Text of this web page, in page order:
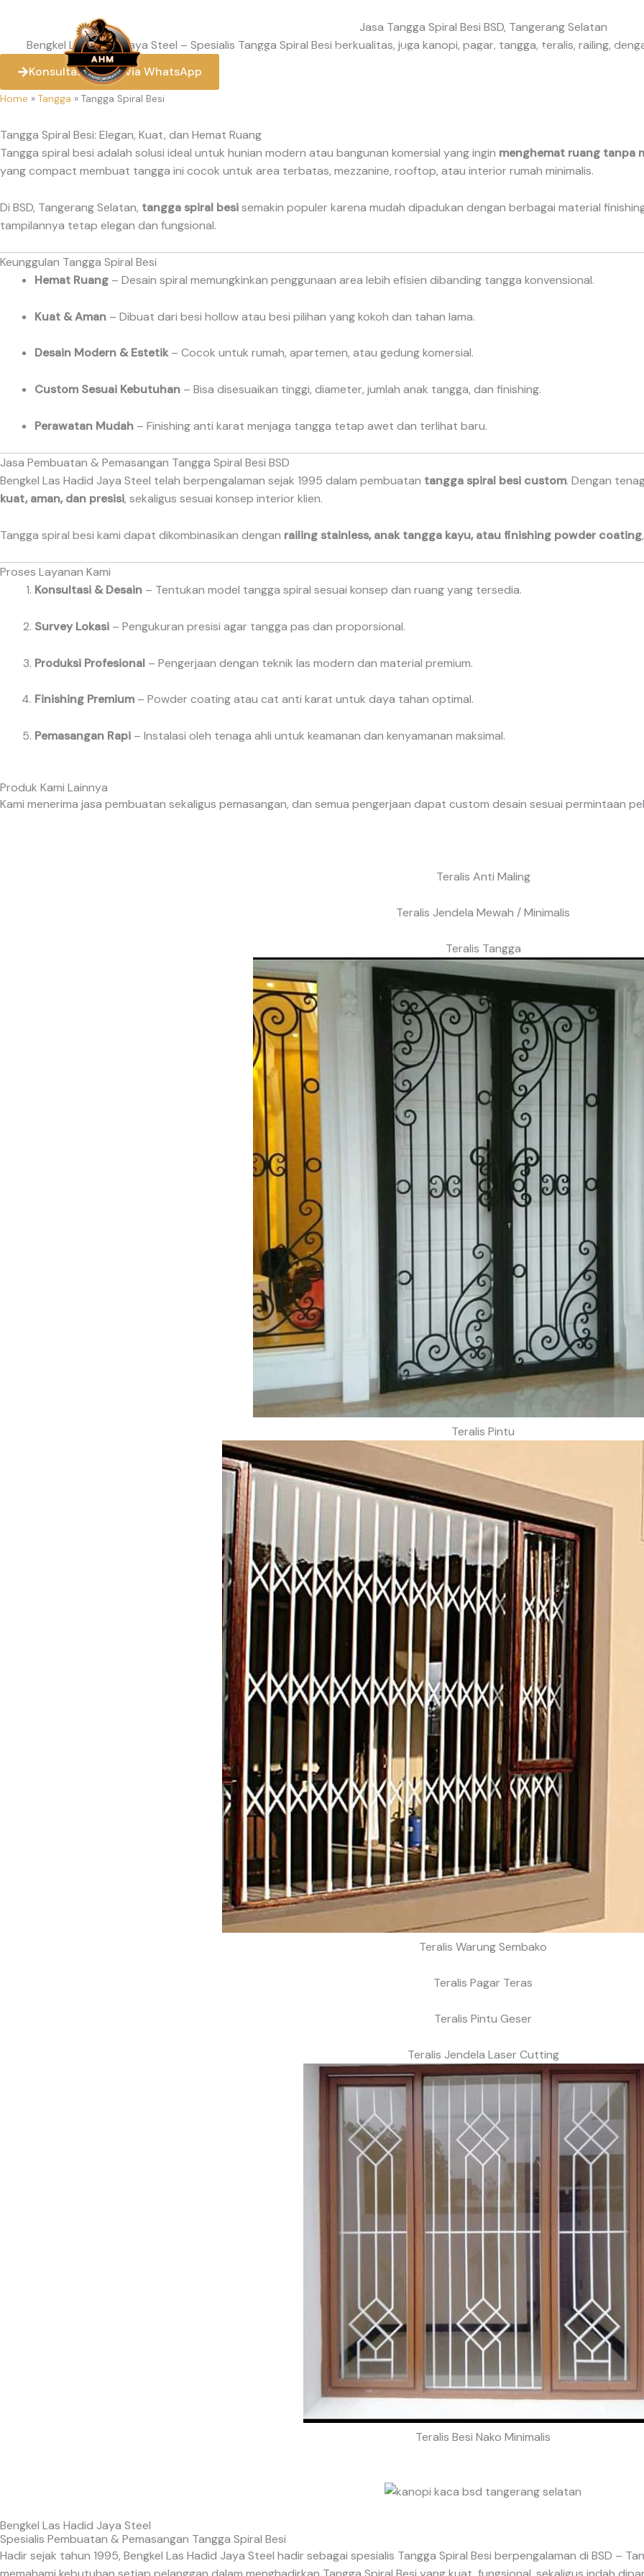
content
Kanopi Pagar Pintu Tangga Teralis Railing
Jasa Tangga Spiral Besi BSD, Tangerang Selatan
Bengkel Las Hadid Jaya Steel – Spesialis Tangga Spiral Besi berkualitas, juga kanopi, pagar, tangga, teralis, railing,
Konsultasi Gratis via WhatsApp
Home » Tangga » Tangga Spiral Besi
Tangga Spiral Besi: Elegan, Kuat, dan Hemat Ruang
Tangga spiral besi adalah solusi ideal untuk hunian modern atau bangunan komersial yang ingin menghemat ruang tanpa
yang compact membuat tangga ini cocok untuk area terbatas, mezzanine, rooftop, atau interior rumah minimalis.
Di BSD, Tangerang Selatan, tangga spiral besisemakin populer karena mudah dipadukan dengan berbagai material
tampilannya tetap elegan dan fungsional.
Keunggulan Tangga Spiral Besi
Hemat Ruang – Desain spiral memungkinkan penggunaan area lebih efisien dibanding tangga konvensional.
Kuat & Aman – Dibuat dari besi hollow atau besi pilihan yang kokoh dan tahan lama.
Desain Modern & Estetik– Cocok untuk rumah, apartemen, atau gedung komersial.
Custom Sesuai Kebutuhan – Bisa disesuaikan tinggi, diameter, jumlah anak tangga, dan finishing.
Perawatan Mudah – Finishing anti karat menjaga tangga tetap awet dan terlihat baru.
Jasa Pembuatan & Pemasangan Tangga Spiral Besi BSD
Bengkel Las Hadid Jaya Steel telah berpengalaman sejak 1995 dalam pembuatan tangga spiral besi custom. Dengan
kuat, aman, dan presisi, sekaligus sesuai konsep interior klien.
Tangga spiral besi kami dapat dikombinasikan dengan railing stainless, anak tangga kayu, atau finishing powder coating
Proses Layanan Kami
Konsultasi & Desain – Tentukan model tangga spiral sesuai konsep dan ruang yang tersedia.
Survey Lokasi – Pengukuran presisi agar tangga pas dan proporsional.
Produksi Profesional – Pengerjaan dengan teknik las modern dan material premium.
Finishing Premium – Powder coating atau cat anti karat untuk daya tahan optimal.
Pemasangan Rapi – Instalasi oleh tenaga ahli untuk keamanan dan kenyamanan maksimal.
Produk Kami Lainnya
Kami menerima jasa pembuatan sekaligus pemasangan, dan semua pengerjaan dapat custom desain sesuai permintaan
Teralis Anti Maling
Teralis Jendela Mewah / Minimalis
Teralis Tangga
Teralis Pintu
Teralis Warung Sembako
Teralis Pagar Teras
Teralis Pintu Geser
Teralis Jendela Laser Cutting
Teralis Besi Nako Minimalis
Bengkel Las Hadid Jaya Steel
Spesialis Pembuatan & Pemasangan Tangga Spiral Besi
Hadir sejak tahun 1995, Bengkel Las Hadid Jaya Steel hadir sebagai spesialis Tangga Spiral Besi berpengalaman di BSD –